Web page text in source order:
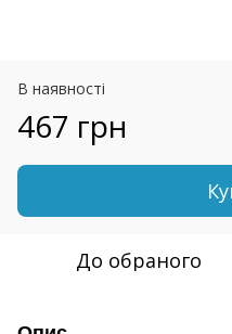
В наявності
467 грн
До обраного